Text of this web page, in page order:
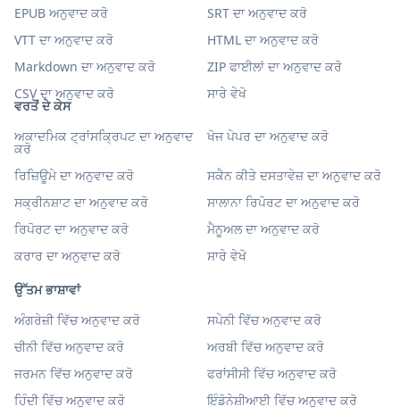
ਵਰਤੋਂ ਦੇ ਕੇਸ
ਅਕਾਦਮਿਕ ਟ੍ਰਾਂਸਕ੍ਰਿਪਟ ਦਾ ਅਨੁਵਾਦ
ਕਰੋ
ਖੋਜ ਪੇਪਰ ਦਾ ਅਨੁਵਾਦ ਕਰੋ
ਰਿਜ਼ਿਊਮੇ ਦਾ ਅਨੁਵਾਦ ਕਰੋ
ਸਕੈਨ ਕੀਤੇ ਦਸਤਾਵੇਜ਼ ਦਾ ਅਨੁਵਾਦ ਕਰੋ
ਸਕ੍ਰੀਨਸ਼ਾਟ ਦਾ ਅਨੁਵਾਦ ਕਰੋ
ਸਾਲਾਨਾ ਰਿਪੋਰਟ ਦਾ ਅਨੁਵਾਦ ਕਰੋ
ਰਿਪੋਰਟ ਦਾ ਅਨੁਵਾਦ ਕਰੋ
ਮੈਨੂਅਲ ਦਾ ਅਨੁਵਾਦ ਕਰੋ
ਕਰਾਰ ਦਾ ਅਨੁਵਾਦ ਕਰੋ
ਸਾਰੇ ਵੇਖੋ
ਉੱਤਮ ਭਾਸ਼ਾਵਾਂ
ਅੰਗਰੇਜ਼ੀ ਵਿੱਚ ਅਨੁਵਾਦ ਕਰੋ
ਸਪੇਨੀ ਵਿੱਚ ਅਨੁਵਾਦ ਕਰੋ
ਚੀਨੀ ਵਿੱਚ ਅਨੁਵਾਦ ਕਰੋ
ਅਰਬੀ ਵਿੱਚ ਅਨੁਵਾਦ ਕਰੋ
ਜਰਮਨ ਵਿੱਚ ਅਨੁਵਾਦ ਕਰੋ
ਫਰਾਂਸੀਸੀ ਵਿੱਚ ਅਨੁਵਾਦ ਕਰੋ
ਹਿੰਦੀ ਵਿੱਚ ਅਨੁਵਾਦ ਕਰੋ
ਇੰਡੋਨੇਸ਼ੀਆਈ ਵਿੱਚ ਅਨੁਵਾਦ ਕਰੋ
EPUB ਅਨੁਵਾਦ ਕਰੋ
SRT ਦਾ ਅਨੁਵਾਦ ਕਰੋ
VTT ਦਾ ਅਨੁਵਾਦ ਕਰੋ
HTML ਦਾ ਅਨੁਵਾਦ ਕਰੋ
Markdown ਦਾ ਅਨੁਵਾਦ ਕਰੋ
ZIP ਫਾਈਲਾਂ ਦਾ ਅਨੁਵਾਦ ਕਰੋ
CSV ਦਾ ਅਨੁਵਾਦ ਕਰੋ
ਸਾਰੇ ਵੇਖੋ